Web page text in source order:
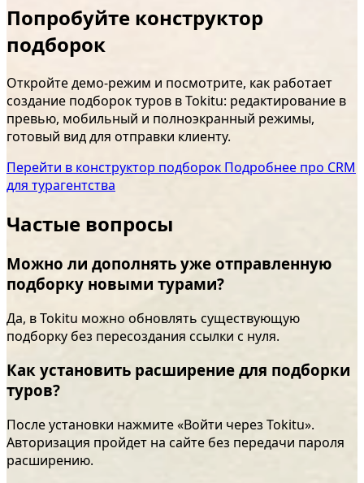
Попробуйте конструктор
подборок
Откройте демо-режим и посмотрите, как работает
создание подборок туров в Tokitu: редактирование в
превью, мобильный и полноэкранный режимы,
готовый вид для отправки клиенту.
Перейти в конструктор подборок Подробнее про CRM
для турагентства
Частые вопросы
Можно ли дополнять уже отправленную
подборку новыми турами?
Да, в Tokitu можно обновлять существующую
подборку без пересоздания ссылки с нуля.
Как установить расширение для подборки
туров?
После установки нажмите «Войти через Tokitu».
Авторизация пройдет на сайте без передачи пароля
расширению.